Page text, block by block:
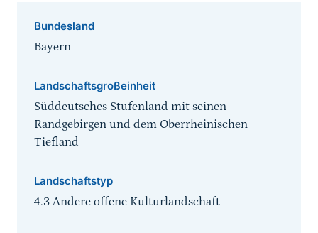
Bundesland
Bayern
Landschaftsgroßeinheit
Süddeutsches Stufenland mit seinen
Randgebirgen und dem Oberrheinischen
Tiefland
Landschaftstyp
4.3 Andere offene Kulturlandschaft